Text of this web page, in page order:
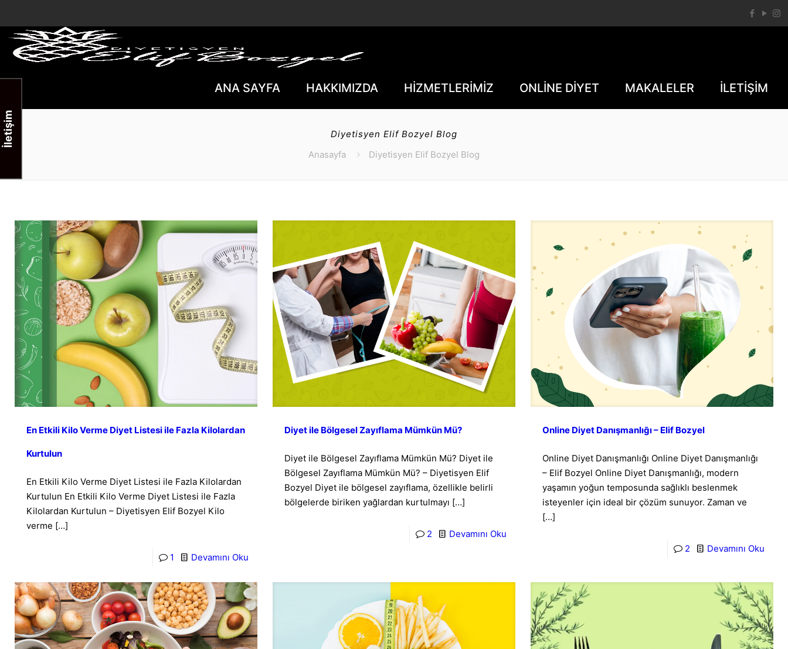
ANA SAYFA HAKKIMIZDA HİZMETLERİMİZ ONLİNE DİYET MAKALELER İLETİŞİM
Diyetisyen Elif Bozyel Blog
Anasayfa
Diyetisyen Elif Bozyel Blog
En Etkili Kilo Verme Diyet Listesi ile Fazla Kilolardan
Kurtulun
En Etkili Kilo Verme Diyet Listesi ile Fazla Kilolardan
Kurtulun En Etkili Kilo Verme Diyet Listesi ile Fazla
Kilolardan Kurtulun – Diyetisyen Elif Bozyel Kilo
verme […]
1 Devamını Oku
Diyet ile Bölgesel Zayıflama Mümkün Mü?
Diyet ile Bölgesel Zayıflama Mümkün Mü? Diyet ile
Bölgesel Zayıflama Mümkün Mü? – Diyetisyen Elif
Bozyel Diyet ile bölgesel zayıflama, özellikle belirli
bölgelerde biriken yağlardan kurtulmayı […]
2 Devamını Oku
Online Diyet Danışmanlığı – Elif Bozyel
Online Diyet Danışmanlığı Online Diyet Danışmanlığı
– Elif Bozyel Online Diyet Danışmanlığı, modern
yaşamın yoğun temposunda sağlıklı beslenmek
isteyenler için ideal bir çözüm sunuyor. Zaman ve
[…]
2 Devamını Oku
İletişim